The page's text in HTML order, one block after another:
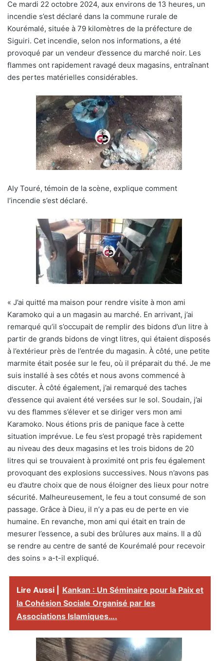
Ce mardi 22 octobre 2024, aux environs de 13 heures, un
incendie s’est déclaré dans la commune rurale de
Kourémalé, située à 79 kilomètres de la préfecture de
Siguiri. Cet incendie, selon nos informations, a été
provoqué par un vendeur d’essence du marché noir. Les
flammes ont rapidement ravagé deux magasins, entraînant
des pertes matérielles considérables.
Aly Touré, témoin de la scène, explique comment
l’incendie s’est déclaré.
« J’ai quitté ma maison pour rendre visite à mon ami
Karamoko qui a un magasin au marché. En arrivant, j’ai
remarqué qu’il s’occupait de remplir des bidons d’un litre à
partir de grands bidons de vingt litres, qui étaient disposés
à l’extérieur près de l’entrée du magasin. À côté, une petite
marmite était posée sur le feu, où il préparait du thé. Je me
suis installé à ses côtés et nous avons commencé à
discuter. À côté également, j’ai remarqué des taches
d’essence qui avaient été versées sur le sol. Soudain, j’ai
vu des flammes s’élever et se diriger vers mon ami
Karamoko. Nous étions pris de panique face à cette
situation imprévue. Le feu s’est propagé très rapidement
au niveau des deux magasins et les trois bidons de 20
litres qui se trouvaient à proximité ont pris feu également
provoquant des explosions successives. Nous n’avons pas
eu d’autre choix que de nous éloigner des lieux pour notre
sécurité. Malheureusement, le feu a tout consumé de son
passage. Grâce à Dieu, il n’y a pas eu de perte en vie
humaine. En revanche, mon ami qui était en train de
mesurer l’essence, a subi des brûlures aux mains. Il a dû
se rendre au centre de santé de Kourémalé pour recevoir
des soins » a-t-il expliqué.
Lire Aussi |
Kankan : Un Séminaire pour la Paix et
la Cohésion Sociale Organisé par les
Associations Islamiques….